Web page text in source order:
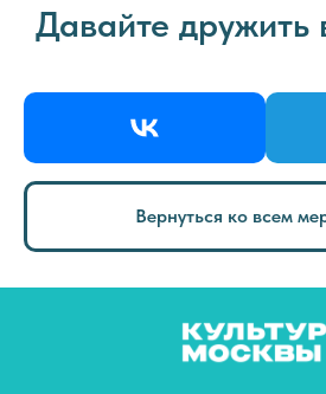
Давайте дружить
Вернуться ко всем